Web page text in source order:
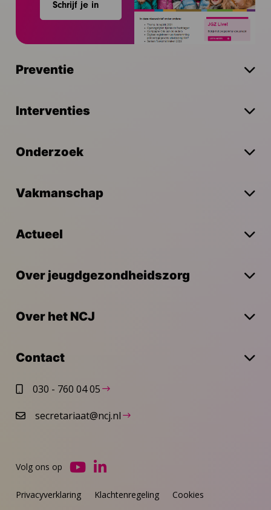
Schrijf je in
Preventie
Interventies
Onderzoek
Vakmanschap
Actueel
Over jeugdgezondheidszorg
Over het NCJ
Contact
030 - 760 04 05
secretariaat@ncj.nl
Privacyverklaring Klachtenregeling Cookies
Volg ons op
Ga
YouTube
Ga